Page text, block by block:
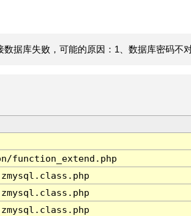
据库失败，可能的原因：1、数据库密码不
function_extend.php